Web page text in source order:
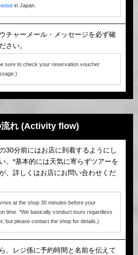
in Japan.
チャーメール・メッセージを必ず確
さい。
sure to check your reservation voucher
流れ (Activity flow)
30分前にはお店に到着するようにし
。*基本的には天気に寄らずツアーを
、詳しくはお店にお問い合わせくだ
at the shop 30 minutes before your
time. *We basically conduct tours regardless
but please contact the shop for details.)
、レジ係に予約時間と名前を伝えて